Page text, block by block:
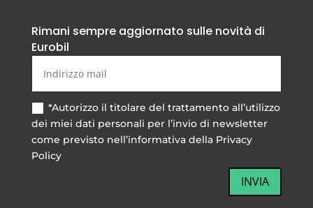
Rimani sempre aggiornato sulle novità di
Eurobil
*Autorizzo il titolare del trattamento all’utilizzo
dei miei dati personali per l’invio di newsletter
come previsto nell’informativa della Privacy
Policy
INVIA